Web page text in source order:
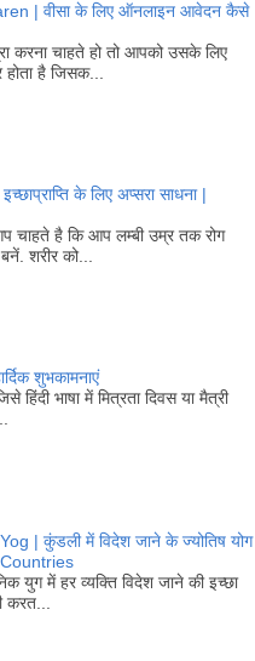
| वीसा के लिए ऑनलाइन आवेदन कैसे
करना चाहते हो तो आपको उसके लिए
होता है जिसक...
के लिए अप्सरा साधना |
चाहते है कि आप लम्बी उम्र तक रोग
शरीर को...
शुभकामनाएं
भाषा में मित्रता दिवस या मैत्री
| कुंडली में विदेश जाने के ज्योतिष योग
में हर व्यक्ति विदेश जाने की इच्छा